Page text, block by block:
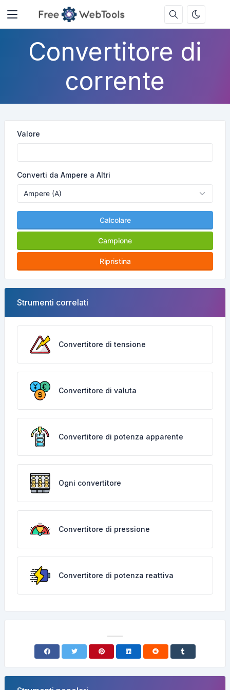
Convertitore di
corrente
Valore
Converti da Ampere a Altri
Calcolare
Campione
Ripristina
Strumenti correlati
Convertitore di tensione
Convertitore di valuta
Convertitore di potenza apparente
Ogni convertitore
Convertitore di pressione
Convertitore di potenza reattiva